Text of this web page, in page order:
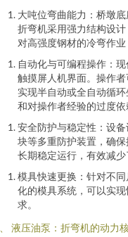
大吨位弯曲能力：桥墩
折弯机采用强力结构设
对高强度钢材的冷弯作
自动化与可编程操作：
触摸屏人机界面。操作
实现半自动或全自动循
和对操作者经验的过度依
安全防护与稳定性：设
块等多重防护装置，确
长期稳定运行，有效减少
模具快速更换：针对不
化的模具系统，可以实
求。
液压油泵：折弯机的动力